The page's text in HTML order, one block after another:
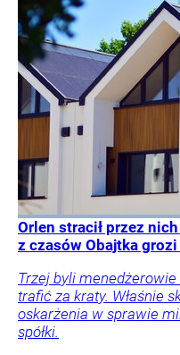
Orlen stracił przez
z czasów Obajtka
Trzej byli menedżerowie
trafić za kraty. Właśnie
oskarżenia w sprawie
spółki.